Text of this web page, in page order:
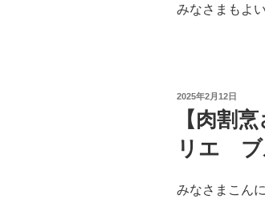
みなさまもよ
投
2025年2月12日
【肉割
リエ ブ
みなさまこん